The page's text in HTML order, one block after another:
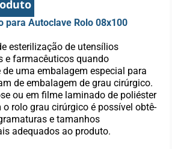
para Autoclave Rolo 08x100
esterilização de utensílios
e farmacêuticos quando
uma embalagem especial para
de embalagem de grau cirúrgico.
ou em filme laminado de poliéster
rolo grau cirúrgico é possível obtê-
e tamanhos
adequados ao produto.